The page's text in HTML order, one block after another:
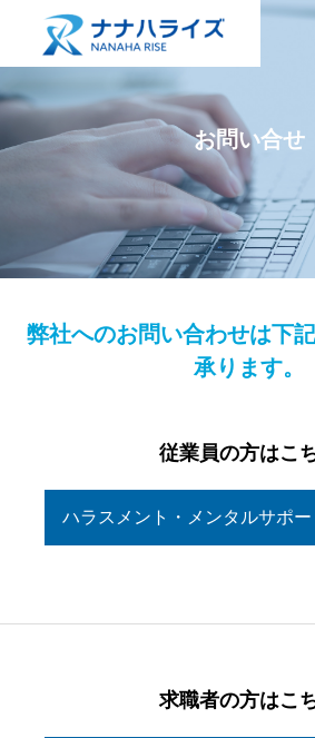
お問い合せ
弊社へのお問い合わせは下
承ります。
従業員の方はこ
ハラスメント・メンタルサポ
求職者の方はこ